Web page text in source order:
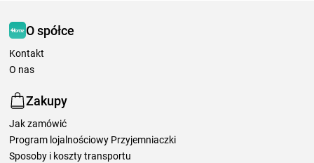
O spółce
Kontakt
O nas
Zakupy
Jak zamówić
Program lojalnościowy Przyjemniaczki
Sposoby i koszty transportu